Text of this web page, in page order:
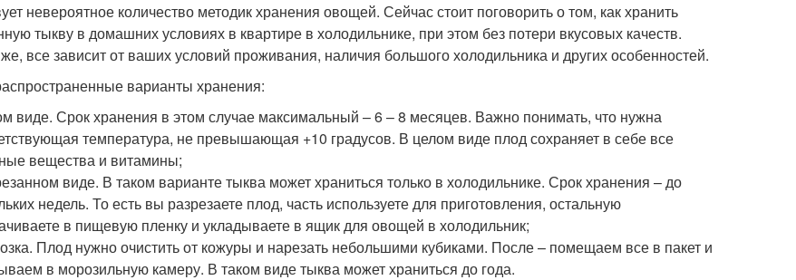
невероятное количество методик хранения овощей. Сейчас стоит поговорить о том, как хранить
тыкву в домашних условиях в квартире в холодильнике, при этом без потери вкусовых качеств.
все зависит от ваших условий проживания, наличия большого холодильника и других особенностей.
варианты хранения:
виде. Срок хранения в этом случае максимальный – 6 – 8 месяцев. Важно понимать, что нужна
температура, не превышающая +10 градусов. В целом виде плод сохраняет в себе все
вещества и витамины;
виде. В таком варианте тыква может храниться только в холодильнике. Срок хранения – до
недель. То есть вы разрезаете плод, часть используете для приготовления, остальную
в пищевую пленку и укладываете в ящик для овощей в холодильник;
Плод нужно очистить от кожуры и нарезать небольшими кубиками. После – помещаем все в пакет и
в морозильную камеру. В таком виде тыква может храниться до года.